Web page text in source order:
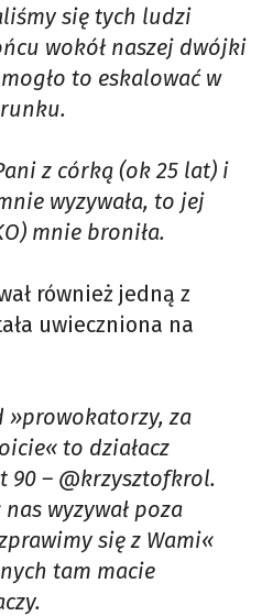
się tych ludzi
wokół naszej dwójki
to eskalować w
z córką (ok 25 lat) i
wyzywała, to jej
mnie broniła.
również jedną z
uwieczniona na
»prowokatorzy, za
to działacz
90 – @krzysztofkrol.
wyzywał poza
się z Wami«
tam macie